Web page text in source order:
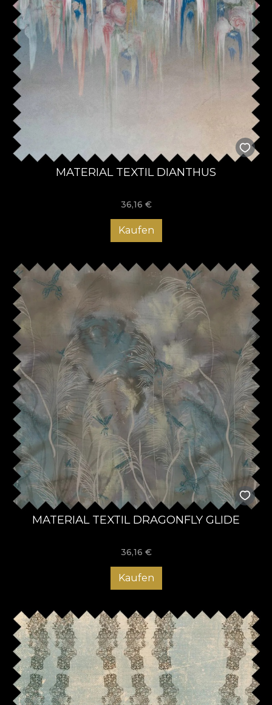
MATERIAL TEXTIL DIANTHUS
36,16 €
Kaufen
MATERIAL TEXTIL DRAGONFLY GLIDE
36,16 €
Kaufen